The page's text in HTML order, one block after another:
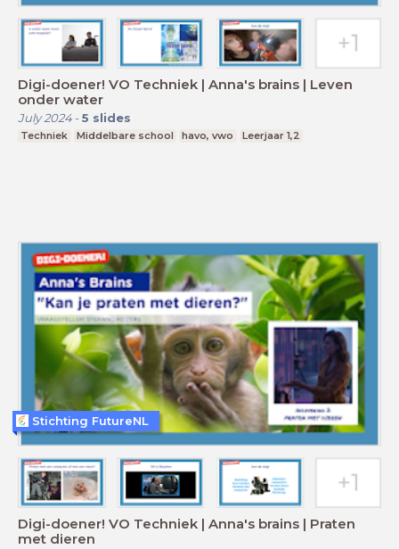
Digi-doener! VO Techniek | Anna's brains | Leven
onder water
July 2024- 5 slides
Techniek Middelbare school havo, vwo Leerjaar 1,2
Digi-doener! VO Techniek | Anna's brains | Praten
met dieren
Stichting FutureNL